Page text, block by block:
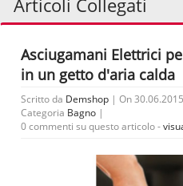
Asciugamani Elettrici
in un getto d'aria calda
Scritto da Demshop | On
Categoria Bagno |
0 commenti su questo articolo -